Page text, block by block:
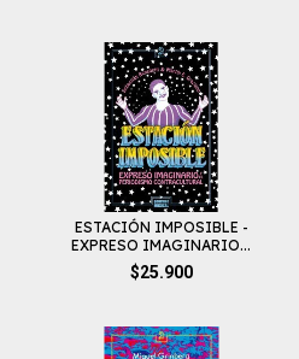
ESTACIÓN IMPOSIBLE -
EXPRESO IMAGINARIO...
$25.900